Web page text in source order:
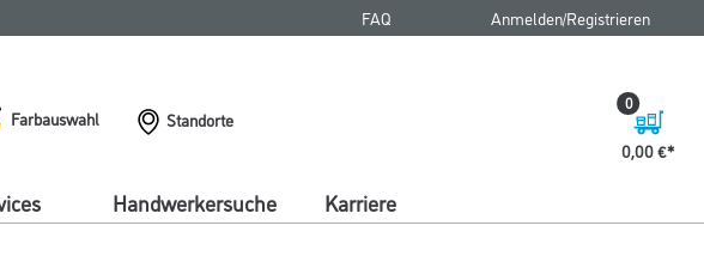
FAQ Anmelden/Registrieren
Farbauswahl
Standorte
0,00 €
0
Handwerkersuche Karriere